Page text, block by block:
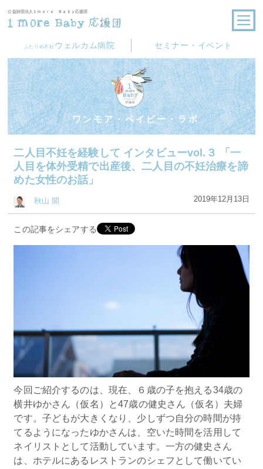
公益財団法人１ｍｏｒｅ Ｂａｂｙ応援団
ふたりめ不妊 ウェルカム病院 セミナー・イベント
ワンモア・ベイビー・ラボ
二人目不妊を経験して インタビューvol.３ 「一
人目を体外受精で出産後、二人目の不妊治療を諦
めた女性のお話」
秋山 開 2019年12月13日
この記事をシェアする
今回ご紹介するのは、現在、６歳の子を抱える34歳の
横井ゆかさん（仮名）と47歳の健史さん（仮名）夫婦
です。子どもが大きくなり、少しずつ自分の時間が持
てるようになったゆかさんは、空いた時間を活用して
ネイリストとして活動しています。一方の健史さん
は、ホテルにあるレストランのシェフとして働いてい